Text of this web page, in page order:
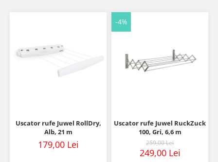
Uscator rufe Juwel RollDry,
Alb, 21 m
179,00 Lei
-4%
Uscator rufe Juwel RuckZuck
100, Gri, 6,6 m
259,00 Lei
249,00 Lei